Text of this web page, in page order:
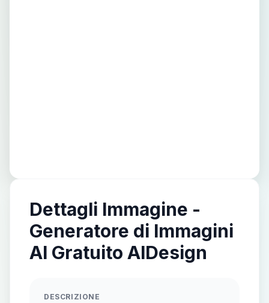
Dettagli Immagine -
Generatore di Immagini
AI Gratuito AIDesign
DESCRIZIONE